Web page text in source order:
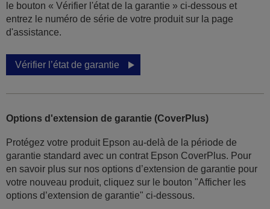
le bouton « Vérifier l'état de la garantie » ci-dessous et
entrez le numéro de série de votre produit sur la page
d'assistance.
Vérifier l’état de garantie
Options d'extension de garantie (CoverPlus)
Protégez votre produit Epson au-delà de la période de
garantie standard avec un contrat Epson CoverPlus. Pour
en savoir plus sur nos options d’extension de garantie pour
votre nouveau produit, cliquez sur le bouton "Afficher les
options d’extension de garantie" ci-dessous.